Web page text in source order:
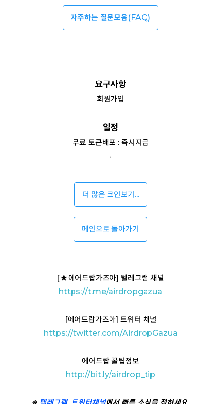
자주하는 질문모음(FAQ)
요구사항
회원가입
일정
무료 토큰배포 : 즉시지급
-
더 많은 코인보기...
메인으로 돌아가기
[★에어드랍가즈아] 텔레그램 채널
https://t.me/airdropgazua
[에어드랍가즈아] 트위터 채널
https://twitter.com/AirdropGazua
에어드랍 꿀팁정보
http://bit.ly/airdrop_tip
※ 텔레그램, 트위터채널에서 빠른 소식을 접하세요.